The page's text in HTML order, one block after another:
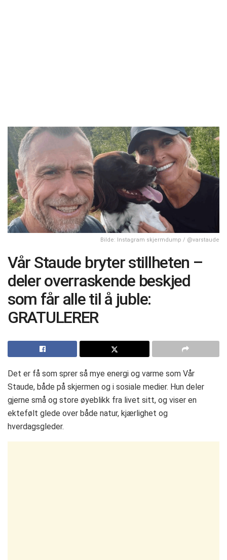
Bilde: Instagram skjermdump / @varstaude
Vår Staude bryter stillheten –
deler overraskende beskjed
som får alle til å juble:
GRATULERER
Det er få som sprer så mye energi og varme som Vår
Staude, både på skjermen og i sosiale medier. Hun deler
gjerne små og store øyeblikk fra livet sitt, og viser en
ektefølt glede over både natur, kjærlighet og
hverdagsgleder.